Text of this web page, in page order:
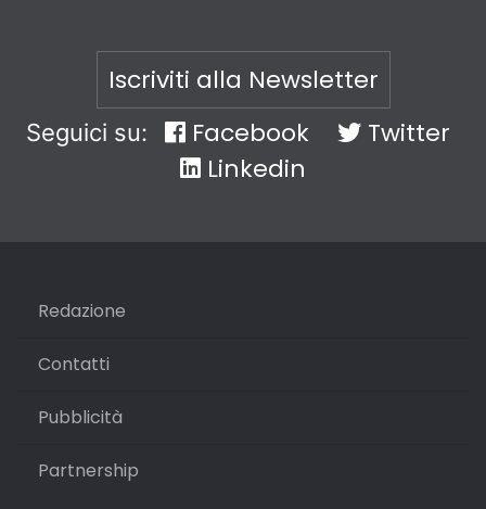
Iscriviti alla Newsletter
Seguici su: Facebook
Twitter
Linkedin
Redazione
Contatti
Pubblicità
Partnership